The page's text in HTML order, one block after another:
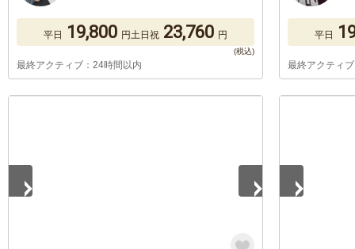
平日 19,800 円土日祝 23,760 円
最終アクティブ：24時間以内
平日
最終アクティ